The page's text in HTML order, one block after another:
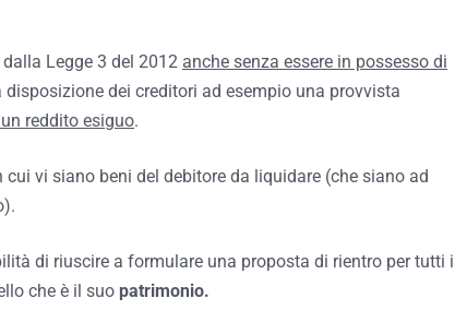
Legge 3 del 2012 anche senza essere in possesso di
dei creditori ad esempio una provvista
reddito esiguo.
vi siano beni del debitore da liquidare (che siano ad
di riuscire a formulare una proposta di rientro per tutti i
che è il suo patrimonio.